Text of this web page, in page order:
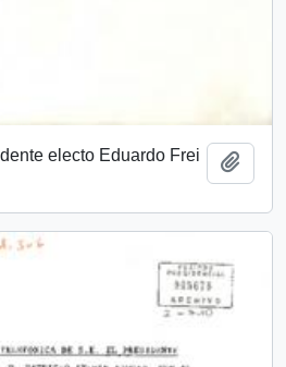
electo Eduardo Frei